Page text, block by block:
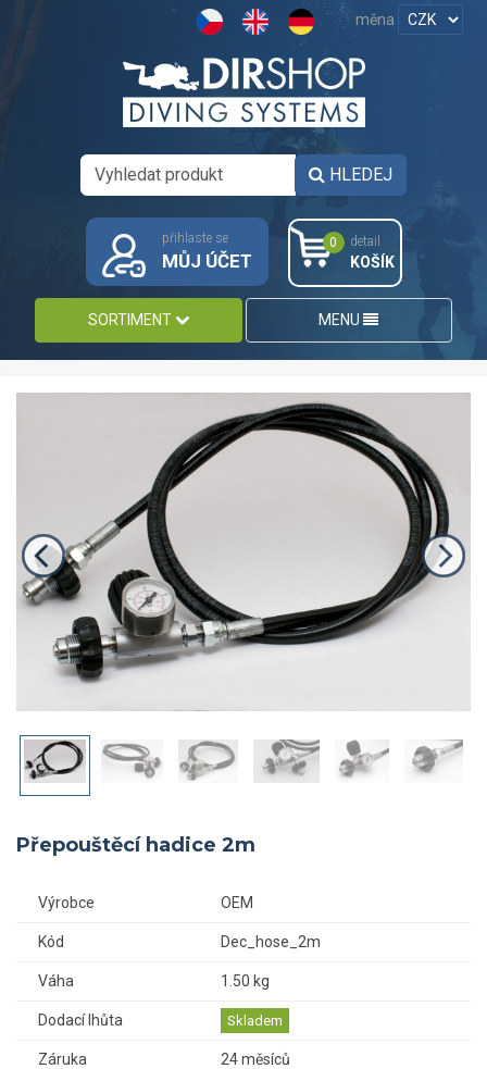
měna
HLEDEJ
přihlaste se
MŮJ ÚČET
0 detail
KOŠÍK
SORTIMENT MENU
Přepouštěcí hadice 2m
Výrobce OEM
Kód Dec_hose_2m
Váha 1.50 kg
Dodací lhůta Skladem
Záruka 24 měsíců